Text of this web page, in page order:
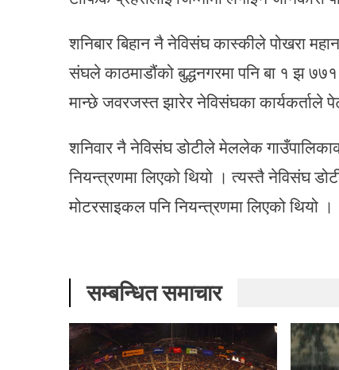
शनिबार बिहान नै नेविसंघ कास्कीले पोखरा
संघले काठमाडौंको बुद्धनगरमा पनि बा १ झ
मान्छे जवरजस्त झारेर नेविसंघका
शनिवार नै नेविसंघ डोटीले मेललेक
नियन्त्रणमा लिएको थियो । त्यस्तै नेविसंघ
मोटरसाइकल पनि नियन्त्रणमा लिएको थियो ।
सम्बन्धित समाचार